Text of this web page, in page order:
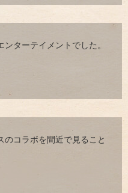
ターテイメントでした。
コラボを間近で見ること